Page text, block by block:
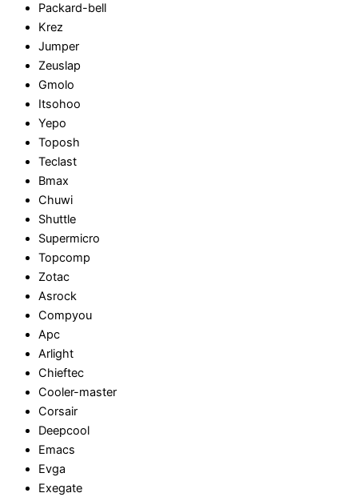
Packard-bell
Krez
Jumper
Zeuslap
Gmolo
Itsohoo
Yepo
Toposh
Teclast
Bmax
Chuwi
Shuttle
Supermicro
Topcomp
Zotac
Asrock
Compyou
Apc
Arlight
Chieftec
Cooler-master
Corsair
Deepcool
Emacs
Evga
Exegate